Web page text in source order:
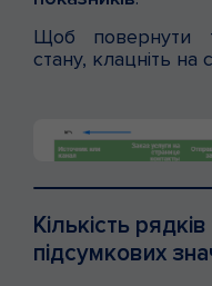
Щоб повернути
стану, клацніть на
Кількість
підсумкових